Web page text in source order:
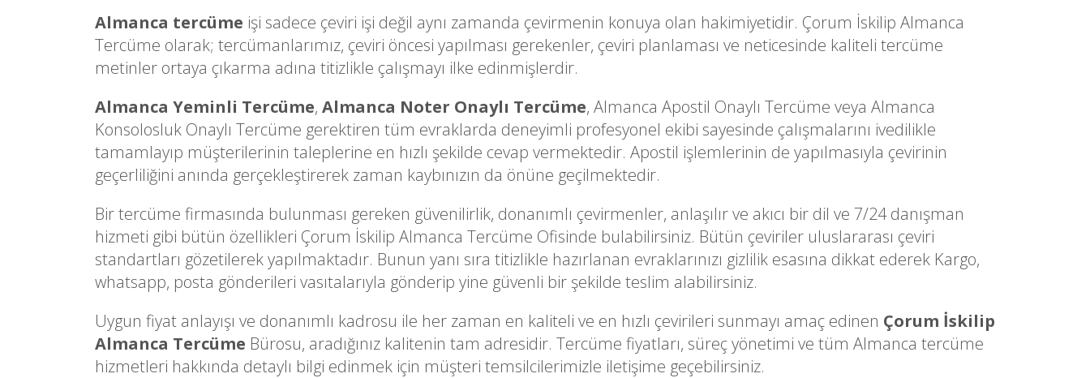
Almanca tercüme işi sadece çeviri işi değil aynı zamanda çevirmenin konuya olan hakimiyetidir. Çorum İskilip Almanca
Tercüme olarak; tercümanlarımız, çeviri öncesi yapılması gerekenler, çeviri planlaması ve neticesinde kaliteli tercüme
metinler ortaya çıkarma adına titizlikle çalışmayı ilke edinmişlerdir.
Almanca Yeminli Tercüme, Almanca Noter Onaylı Tercüme, Almanca Apostil Onaylı Tercüme veya Almanca
Konsolosluk Onaylı Tercüme gerektiren tüm evraklarda deneyimli profesyonel ekibi sayesinde çalışmalarını ivedilikle
tamamlayıp müşterilerinin taleplerine en hızlı şekilde cevap vermektedir. Apostil işlemlerinin de yapılmasıyla çevirinin
geçerliliğini anında gerçekleştirerek zaman kaybınızın da önüne geçilmektedir.
Bir tercüme firmasında bulunması gereken güvenilirlik, donanımlı çevirmenler, anlaşılır ve akıcı bir dil ve 7/24 danışman
hizmeti gibi bütün özellikleri Çorum İskilip Almanca Tercüme Ofisinde bulabilirsiniz. Bütün çeviriler uluslararası çeviri
standartları gözetilerek yapılmaktadır. Bunun yanı sıra titizlikle hazırlanan evraklarınızı gizlilik esasına dikkat ederek Kargo,
whatsapp, posta gönderileri vasıtalarıyla gönderip yine güvenli bir şekilde teslim alabilirsiniz.
Uygun fiyat anlayışı ve donanımlı kadrosu ile her zaman en kaliteli ve en hızlı çevirileri sunmayı amaç edinen Çorum İskilip
Almanca Tercüme Bürosu, aradığınız kalitenin tam adresidir. Tercüme fiyatları, süreç yönetimi ve tüm Almanca tercüme
hizmetleri hakkında detaylı bilgi edinmek için müşteri temsilcilerimizle iletişime geçebilirsiniz.